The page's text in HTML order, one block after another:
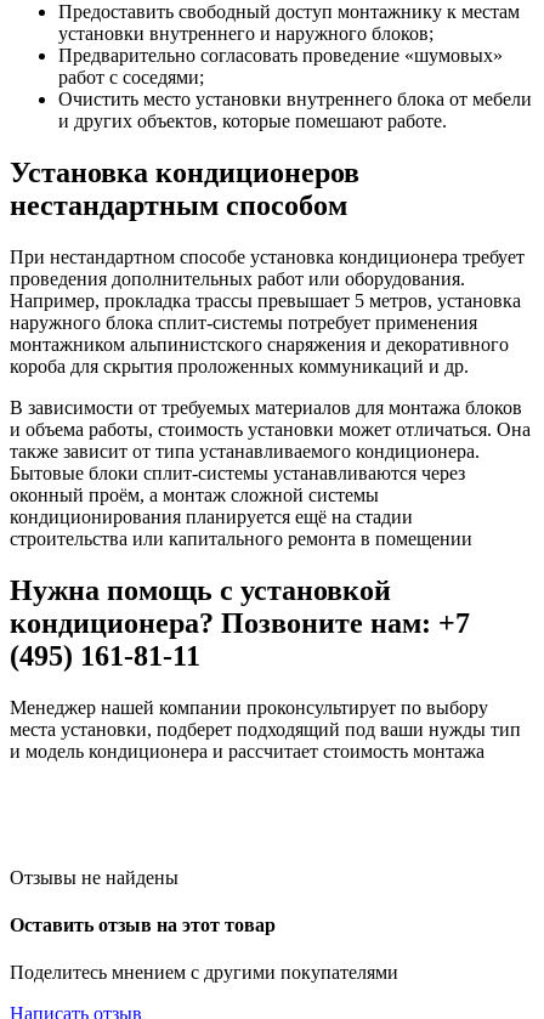
Предоставить свободный доступ монтажнику к местам
установки внутреннего и наружного блоков;
Предварительно согласовать проведение «шумовых»
работ с соседями;
Очистить место установки внутреннего блока от мебели
и других объектов, которые помешают работе.
Установка кондиционеров
нестандартным способом
При нестандартном способе установка кондиционера требует
проведения дополнительных работ или оборудования.
Например, прокладка трассы превышает 5 метров, установка
наружного блока сплит-системы потребует применения
монтажником альпинистского снаряжения и декоративного
короба для скрытия проложенных коммуникаций и др.
В зависимости от требуемых материалов для монтажа блоков
и объема работы, стоимость установки может отличаться. Она
также зависит от типа устанавливаемого кондиционера.
Бытовые блоки сплит-системы устанавливаются через
оконный проём, а монтаж сложной системы
кондиционирования планируется ещё на стадии
строительства или капитального ремонта в помещении
Нужна помощь с установкой
кондиционера? Позвоните нам: +7
(495) 161-81-11
Менеджер нашей компании проконсультирует по выбору
места установки, подберет подходящий под ваши нужды тип
и модель кондиционера и рассчитает стоимость монтажа
Отзывы не найдены
Оставить отзыв на этот товар
Поделитесь мнением с другими покупателями
Написать отзыв